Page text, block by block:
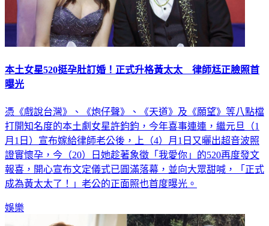
本土女星520挺孕肚訂婚！正式升格黃太太 律師尪正臉照首
曝光
憑《戲說台灣》、《炮仔聲》、《天道》及《願望》等八點檔
打開知名度的本土劇女星許鈞鈞，今年喜事連連，繼元旦（1
月1日）宣布嫁給律師老公後，上（4）月1日又曬出超音波照
證實懷孕，今（20）日她趁著象徵「我愛你」的520再度發文
報喜，開心宣布文定儀式已圓滿落幕，並向大眾甜喊，「正式
成為黃太太了！」老公的正面照也首度曝光。
娛樂